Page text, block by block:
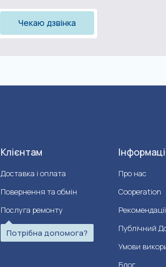
Клієнтам
Доставка і оплата
Повернення та обмін
Послуга ремонту
Потрібна допомога?
Про нас
Cooperation
Публічний
Умови
Блог